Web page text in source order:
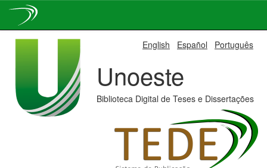
English Español Português
Unoeste
Biblioteca Digital de Teses e Dissertações